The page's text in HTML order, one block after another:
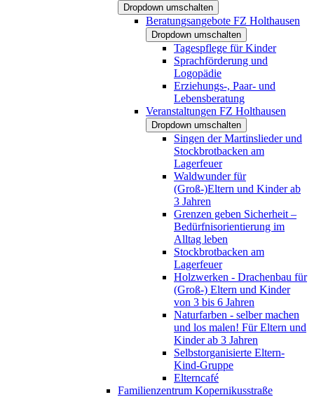
Dropdown umschalten
Beratungsangebote FZ Holthausen
Dropdown umschalten
Tagespflege für Kinder
Sprachförderung und
Logopädie
Erziehungs-, Paar- und
Lebensberatung
Veranstaltungen FZ Holthausen
Dropdown umschalten
Singen der Martinslieder und
Stockbrotbacken am
Lagerfeuer
Waldwunder für
(Groß-)Eltern und Kinder ab
3 Jahren
Grenzen geben Sicherheit –
Bedürfnisorientierung im
Alltag leben
Stockbrotbacken am
Lagerfeuer
Holzwerken - Drachenbau für
(Groß-) Eltern und Kinder
von 3 bis 6 Jahren
Naturfarben - selber machen
und los malen! Für Eltern und
Kinder ab 3 Jahren
Selbstorganisierte Eltern-
Kind-Gruppe
Elterncafé
Familienzentrum Kopernikusstraße